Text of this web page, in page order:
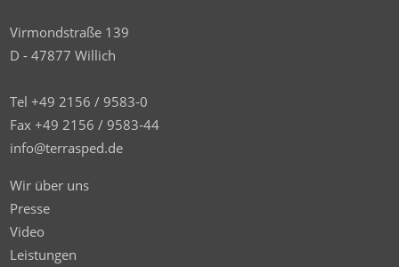
Virmondstraße 139
D - 47877 Willich
Tel +49 2156 / 9583-0
Fax +49 2156 / 9583-44
info@terrasped.de
Wir über uns
Presse
Video
Leistungen